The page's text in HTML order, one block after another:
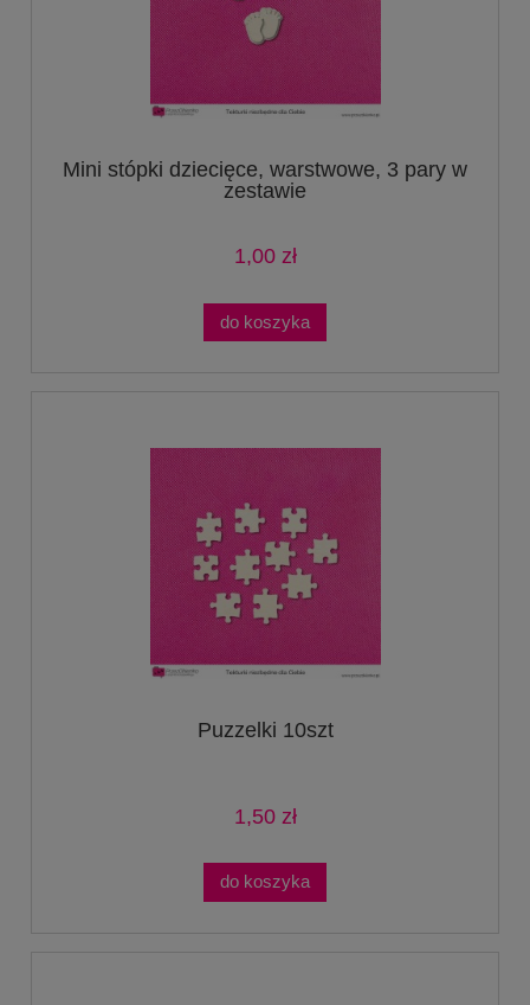
Mini stópki dziecięce, warstwowe, 3 pary w
zestawie
1,00 zł
do koszyka
Puzzelki 10szt
1,50 zł
do koszyka